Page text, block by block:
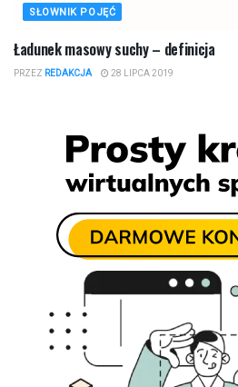
SŁOWNIK POJĘĆ
Ładunek masowy suchy – definicja
PRZEZ REDAKCJA 28 LIPCA 2019